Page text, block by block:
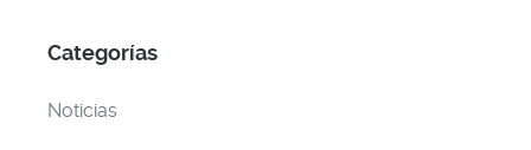
Categorías
Noticias